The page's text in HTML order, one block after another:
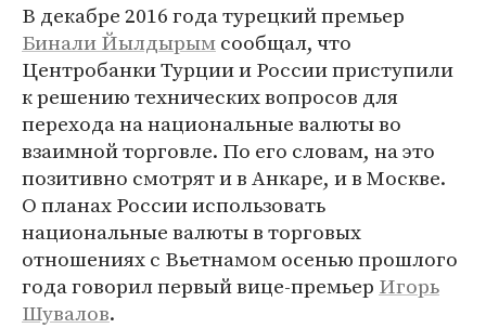
В декабре 2016 года турецкий премьер
Бинали Йылдырымсообщал, что
Центробанки Турции и России приступили
к решению технических вопросов для
перехода на национальные валюты во
взаимной торговле. По его словам, на это
позитивно смотрят и в Анкаре, и в Москве.
О планах России использовать
национальные валюты в торговых
отношениях с Вьетнамом осенью прошлого
года говорил первый вице-премьер Игорь
Шувалов.